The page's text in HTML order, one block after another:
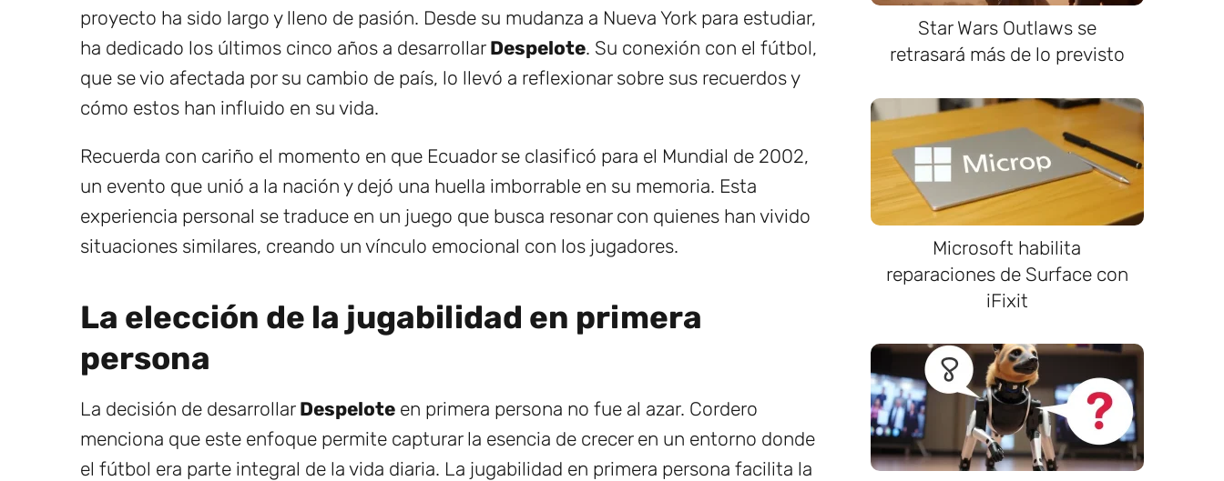
proyecto ha sido largo y lleno de pasión. Desde su mudanza a Nueva York para estudiar,
ha dedicado los últimos cinco años a desarrollar Despelote. Su conexión con el fútbol,
que se vio afectada por su cambio de país, lo llevó a reflexionar sobre sus recuerdos y
cómo estos han influido en su vida.
Recuerda con cariño el momento en que Ecuador se clasificó para el Mundial de 2002,
un evento que unió a la nación y dejó una huella imborrable en su memoria. Esta
experiencia personal se traduce en un juego que busca resonar con quienes han vivido
situaciones similares, creando un vínculo emocional con los jugadores.
La elección de la jugabilidad en primera
persona
La decisión de desarrollar Despelote en primera persona no fue al azar. Cordero
menciona que este enfoque permite capturar la esencia de crecer en un entorno donde
el fútbol era parte integral de la vida diaria. La jugabilidad en primera persona facilita la
Star Wars Outlaws se
retrasará más de lo previsto
Microsoft habilita
reparaciones de Surface con
iFixit